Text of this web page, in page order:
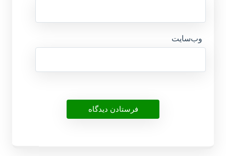
وب‌سایت